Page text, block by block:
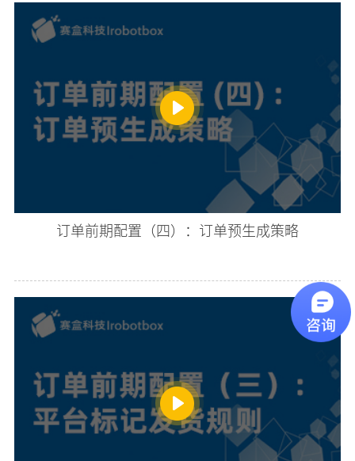
订单前期配置（四）：订单预生成策略